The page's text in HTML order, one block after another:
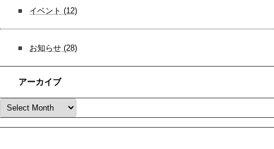
イベント (12)
お知らせ (28)
アーカイブ